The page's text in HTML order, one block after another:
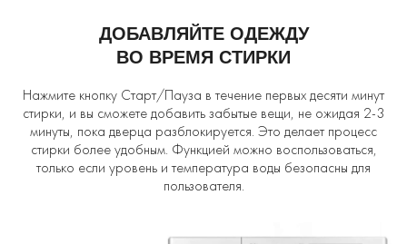
ДОБАВЛЯЙТЕ ОДЕЖДУ
ВО ВРЕМЯ СТИРКИ
Нажмите кнопку Старт/Пауза в течение первых десяти минут
стирки, и вы сможете добавить забытые вещи, не ожидая 2-3
минуты, пока дверца разблокируется. Это делает процесс
стирки более удобным. Функцией можно воспользоваться,
только если уровень и температура воды безопасны для
пользователя.